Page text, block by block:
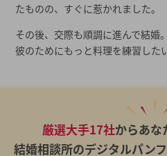
たものの、すぐに惹かれました。
その後、交際も順調に進んで結婚。
彼のためにもっと料理を練習した
厳選大手17社からあな
結婚相談所のデジタルパン